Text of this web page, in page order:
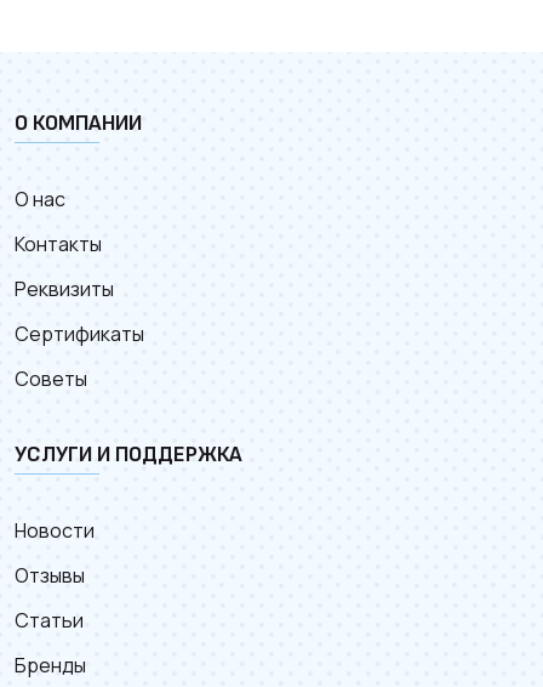
О КОМПАНИИ
О нас
Контакты
Реквизиты
Сертификаты
Советы
УСЛУГИ И ПОДДЕРЖКА
Новости
Отзывы
Статьи
Бренды